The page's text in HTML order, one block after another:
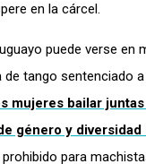
en la cárcel.
puede verse
tango sentenciado a
mujeres bailar
género y diversidad
prohibido para